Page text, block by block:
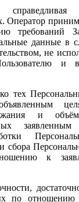
Оператор
требований
данные в
не
и
тех
и
заявленным
сбора
к
по отношению